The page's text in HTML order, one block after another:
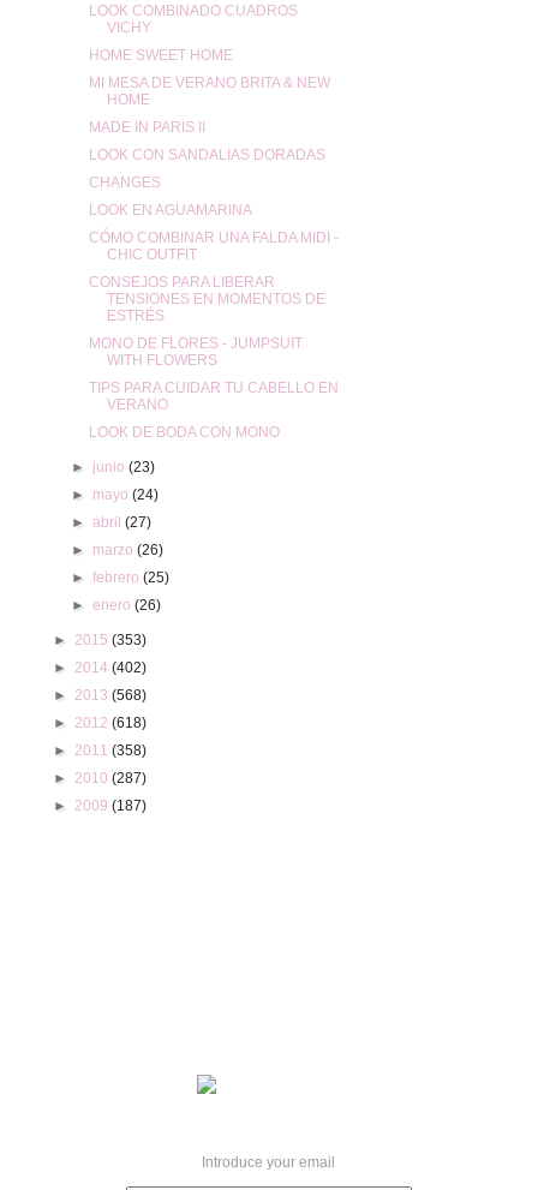
LOOK COMBINADO CUADROS
VICHY
HOME SWEET HOME
MI MESA DE VERANO BRITA & NEW
HOME
MADE IN PARIS II
LOOK CON SANDALIAS DORADAS
CHANGES
LOOK EN AGUAMARINA
CÓMO COMBINAR UNA FALDA MIDI -
CHIC OUTFIT
CONSEJOS PARA LIBERAR
TENSIONES EN MOMENTOS DE
ESTRÉS
MONO DE FLORES - JUMPSUIT
WITH FLOWERS
TIPS PARA CUIDAR TU CABELLO EN
VERANO
LOOK DE BODA CON MONO
► junio (23)
► mayo (24)
► abril (27)
► marzo (26)
► febrero (25)
► enero (26)
► 2015(353)
► 2014(402)
► 2013(568)
► 2012(618)
► 2011(358)
► 2010(287)
► 2009(187)
Introduce your email